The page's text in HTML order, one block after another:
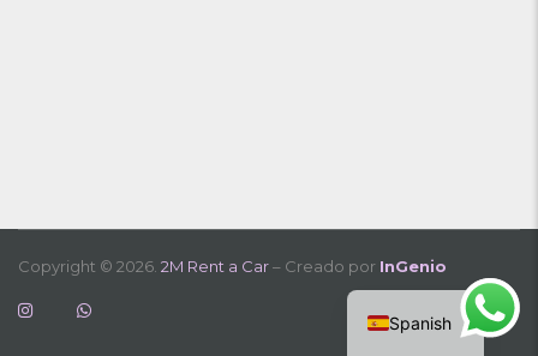
Copyright © 2026. 2M Rent a Car– Creado por InGenio
Spanish